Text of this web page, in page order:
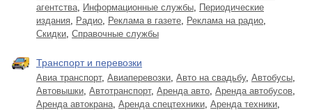
агентства, Информационные службы, Периодические
издания, Радио, Реклама в газете, Реклама на радио,
Скидки, Справочные службы
Транспорт и перевозки
Авиа транспорт, Авиаперевозки, Авто на свадьбу, Автобусы,
Автовышки, Автотранспорт, Аренда авто, Аренда автобусов,
Аренда автокрана, Аренда спецтехники, Аренда техники,